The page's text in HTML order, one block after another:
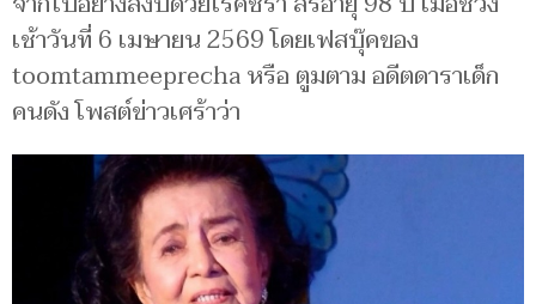
เช้าวันที่ 6 เมษายน 2569 โดยเฟสบุ๊คของ
toomtammeeprecha หรือ ตูมตาม อดีตดาราเด็ก
คนดัง โพสต์ข่าวเศร้าว่า